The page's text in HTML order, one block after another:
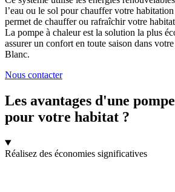
l’eau ou le sol pour chauffer votre
permet de chauffer ou rafraîchir votre
La pompe à chaleur est la solution la plus
assurer un confort en toute saison dans
Blanc.
Nous contacter
Les avantages d'une
pour votre habitat ?
Réalisez des économies significatives